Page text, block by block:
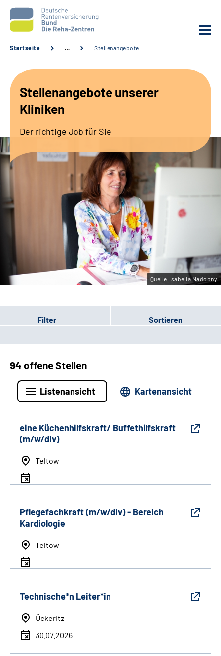
Unsere Kliniken
Sozialdienste & Zuweisende
Erweiterte Suche
Gebärdensprache
Leichte Sprache
Startseite … Stellenangebote
Stellenangebote unserer
Kliniken
Der richtige Job für Sie
Quelle:Isabella Nadobny
Filter Sortieren
94 offene Stellen
Listenansicht Kartenansicht
eine Küchenhilfskraft/ Buffethilfskraft
(m/w/div)
Teltow
Pflegefachkraft (m/w/div) - Bereich
Kardiologie
Teltow
Technische*n Leiter*in
Ückeritz
30.07.2026